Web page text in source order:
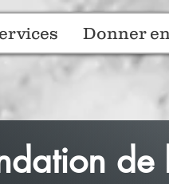
Donner
de